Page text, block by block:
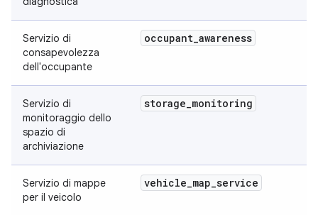
Servizio di
consapevolezza
dell'occupante
occupant_awareness
Servizio di
monitoraggio dello
spazio di
archiviazione
storage_monitoring
Servizio di mappe
per il veicolo
vehicle_map_service